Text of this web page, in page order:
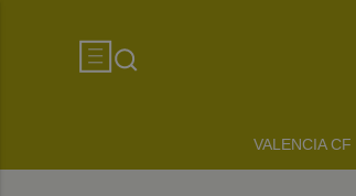
VALENCIA CF